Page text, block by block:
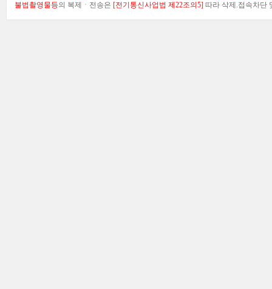
불법촬영물등의 복제ㆍ전송은 [전기통신사업법 제22조의5] 따라 삭제.접속차단